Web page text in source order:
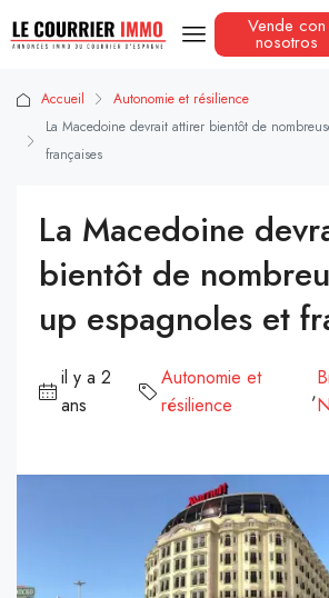
Vende con
nosotros
Accueil
Autonomie et résilience
La Macedoine devrait attirer bientôt de
françaises
La Macedoine
bientôt de
up espagnoles et
il y a 2
ans
Autonomie et
résilience
,